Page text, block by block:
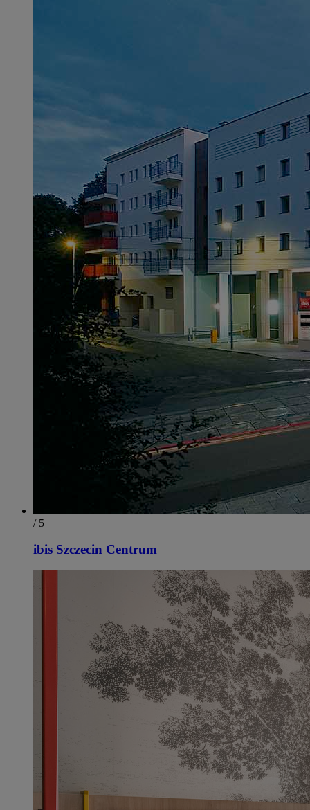
/ 5
ibis Szczecin Centrum